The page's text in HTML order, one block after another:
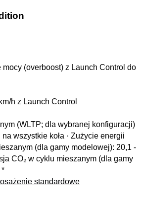
(overboost) z Launch Control do
h z Launch Control
(WLTP; dla wybranej konfiguracji)
wszystkie koła · Zużycie energii
(dla gamy modelowej): 20,1 -
CO₂ w cyklu mieszanym (dla gamy
*
standardowe